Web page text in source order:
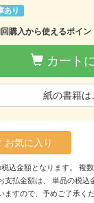
あり
購入から使えるポイ
カート
紙の書籍は
お気に入り
込金額となります。 複
支払金額は、 単品の税込
ますので、予めご了承くだ